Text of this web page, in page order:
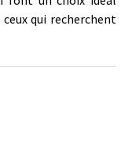
qui recherchent